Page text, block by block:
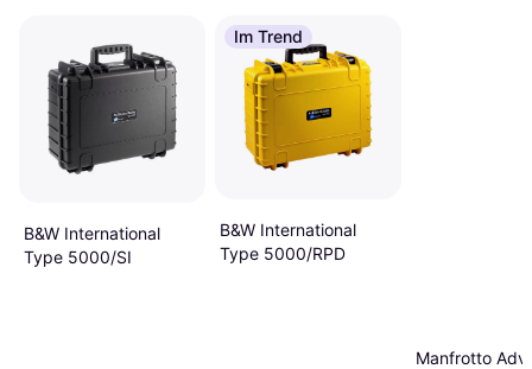
B&W International
Type 5000/SI
Im Trend
B&W International
Type 5000/RPD
Manfrotto